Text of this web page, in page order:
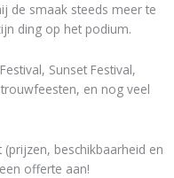
de smaak steeds meer te
ding op het podium.
Sunset Festival,
en nog veel
beschikbaarheid en
offerte aan!